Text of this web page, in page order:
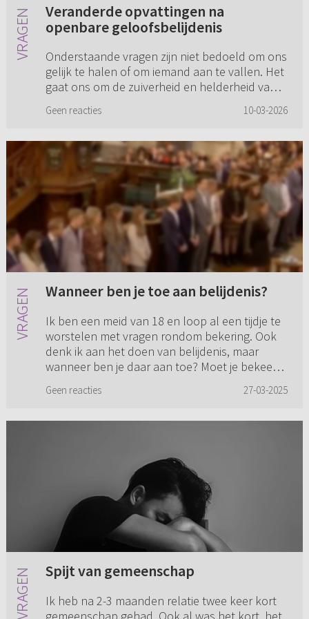
Veranderde opvattingen na
openbare geloofsbelijdenis
Onderstaande vragen zijn niet bedoeld om ons
gelijk te halen of om iemand aan te vallen. Het
gaat ons om de zuiverheid en helderheid van
(Statenvertaling)...
Geen reacties 10-03-2026
Wanneer ben je toe aan belijdenis?
Ik ben een meid van 18 en loop al een tijdje te
worstelen met vragen rondom bekering. Ook
denk ik aan het doen van belijdenis, maar
wanneer ben je daar aan toe? Moet je bekeerd
Geen reacties 27-03-2025
Spijt van gemeenschap
Ik heb na 2-3 maanden relatie twee keer kort